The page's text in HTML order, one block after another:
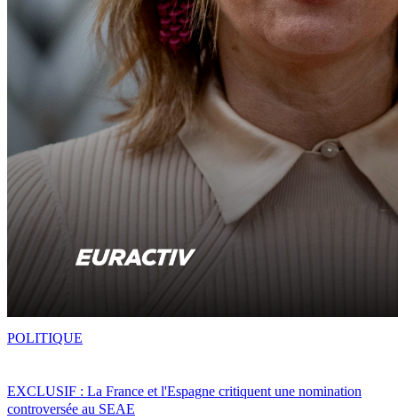
EXCLUSIF : La France et l'Espagne critiquent une nomination
controversée au SEAE
POLITIQUE